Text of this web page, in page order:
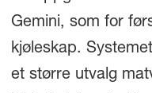
Gemini, som for
kjøleskap.
et større utvalg